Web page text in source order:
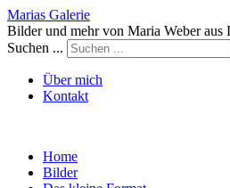
Marias Galerie
Bilder und mehr von Maria Weber aus
Suchen ...
Über mich
Kontakt
Home
Bilder